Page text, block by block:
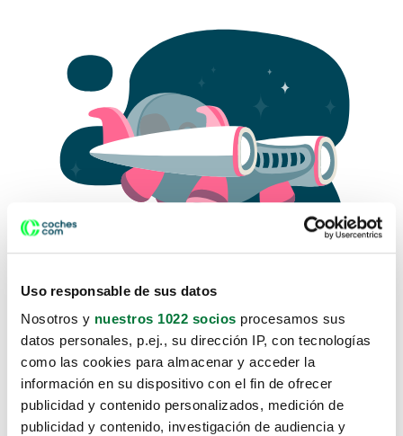
Uso responsable de sus datos
Nosotros y nuestros 1022 socios procesamos sus
datos personales, p.ej., su dirección IP, con tecnologías
como las cookies para almacenar y acceder la
información en su dispositivo con el fin de ofrecer
publicidad y contenido personalizados, medición de
publicidad y contenido, investigación de audiencia y
Lo sentimos, no sabemos como
te hemos traido hasta aquí.